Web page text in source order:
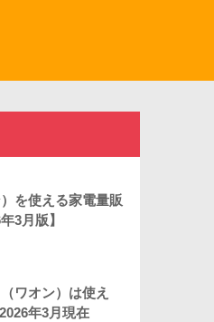
を使える家電量販
3月版】
ワオン）は使え
年3月現在